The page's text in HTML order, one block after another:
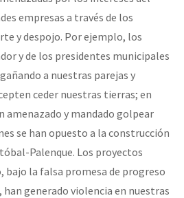
empresas a través de los
y despojo. Por ejemplo, los
y de los presidentes municipales
a nuestras parejas y
ceder nuestras tierras; en
amenazado y mandado golpear
se han opuesto a la construcción
Palenque. Los proyectos
la falsa promesa de progreso
generado violencia en nuestras